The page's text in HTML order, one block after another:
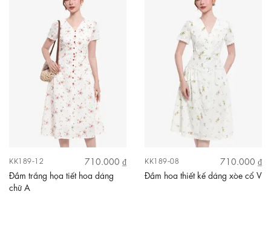
KK189-12
710.000 ₫
Đầm trắng họa tiết hoa dáng
chữ A
KK189-08
710.000 ₫
Đầm hoa thiết kế dáng xòe cổ V